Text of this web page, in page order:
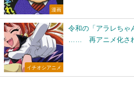
漫画
イチオシアニメ
令和の「アラレちゃ
…… 再アニメ化さ